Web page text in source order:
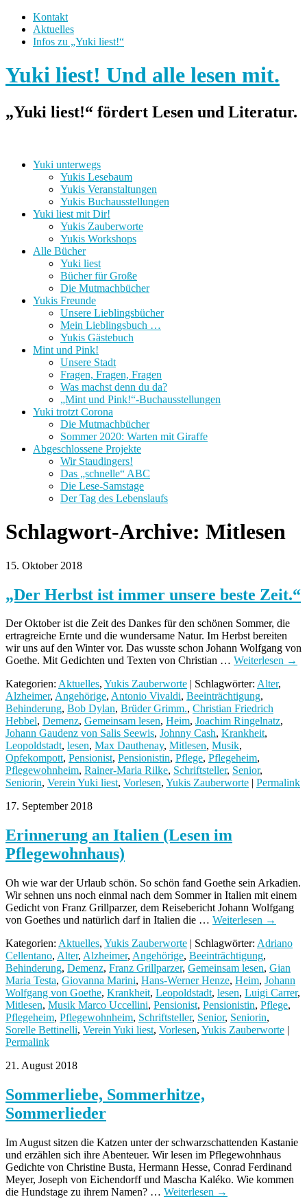
Kontakt
Aktuelles
Infos zu „Yuki liest!“
Yuki liest! Und alle lesen mit.
„Yuki liest!“ fördert Lesen und Literatur.
Yuki unterwegs
Yukis Lesebaum
Yukis Veranstaltungen
Yukis Buchausstellungen
Yuki liest mit Dir!
Yukis Zauberworte
Yukis Workshops
Alle Bücher
Yuki liest
Bücher für Große
Die Mutmachbücher
Yukis Freunde
Unsere Lieblingsbücher
Mein Lieblingsbuch …
Yukis Gästebuch
Mint und Pink!
Unsere Stadt
Fragen, Fragen, Fragen
Was machst denn du da?
„Mint und Pink!“-Buchausstellungen
Yuki trotzt Corona
Die Mutmachbücher
Sommer 2020: Warten mit Giraffe
Abgeschlossene Projekte
Wir Staudingers!
Das „schnelle“ ABC
Die Lese-Samstage
Der Tag des Lebenslaufs
Schlagwort-Archive: Mitlesen
15. Oktober 2018
„Der Herbst ist immer unsere beste Zeit.“
Der Oktober ist die Zeit des Dankes für den schönen Sommer, die
ertragreiche Ernte und die wundersame Natur. Im Herbst bereiten
wir uns auf den Winter vor. Das wusste schon Johann Wolfgang von
Goethe. Mit Gedichten und Texten von Christian … Weiterlesen →
Kategorien: Aktuelles, Yukis Zauberworte | Schlagwörter: Alter,
Alzheimer, Angehörige, Antonio Vivaldi, Beeinträchtigung,
Behinderung, Bob Dylan, Brüder Grimm., Christian Friedrich
Hebbel, Demenz, Gemeinsam lesen, Heim, Joachim Ringelnatz,
Johann Gaudenz von Salis Seewis, Johnny Cash, Krankheit,
Leopoldstadt, lesen, Max Dauthenay, Mitlesen, Musik,
Opfekompott, Pensionist, Pensionistin, Pflege, Pflegeheim,
Pflegewohnheim, Rainer-Maria Rilke, Schriftsteller, Senior,
Seniorin, Verein Yuki liest, Vorlesen, Yukis Zauberworte
Permalink
17. September 2018
Erinnerung an Italien (Lesen im
Pflegewohnhaus)
Oh wie war der Urlaub schön. So schön fand Goethe sein Arkadien.
Wir sehnen uns noch einmal nach dem Sommer in Italien mit einem
Gedicht von Franz Grillparzer, dem Reisebericht Johann Wolfgang
von Goethes und natürlich darf in Italien die … Weiterlesen →
Kategorien: Aktuelles, Yukis Zauberworte | Schlagwörter: Adriano
Cellentano, Alter, Alzheimer, Angehörige, Beeinträchtigung,
Behinderung, Demenz, Franz Grillparzer, Gemeinsam lesen, Gian
Maria Testa, Giovanna Marini, Hans-Werner Henze, Heim, Johann
Wolfgang von Goethe, Krankheit, Leopoldstadt, lesen, Luigi Carrer,
Mitlesen, Musik Marco Uccellini, Pensionist, Pensionistin, Pflege,
Pflegeheim, Pflegewohnheim, Schriftsteller, Senior, Seniorin,
Sorelle Bettinelli, Verein Yuki liest, Vorlesen, Yukis Zauberworte |
Permalink
21. August 2018
Sommerliebe, Sommerhitze,
Sommerlieder
Im August sitzen die Katzen unter der schwarzschattenden Kastanie
und erzählen sich ihre Abenteuer. Wir lesen im Pflegewohnhaus
Gedichte von Christine Busta, Hermann Hesse, Conrad Ferdinand
Meyer, Joseph von Eichendorff und Mascha Kaléko. Wie kommen
die Hundstage zu ihrem Namen? … Weiterlesen →